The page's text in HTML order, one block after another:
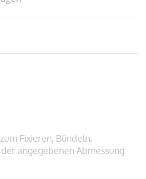
zum Fixieren, Bündeln,
angegebenen Abmessung